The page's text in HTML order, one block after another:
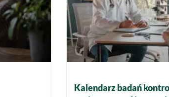
Kalendarz badań